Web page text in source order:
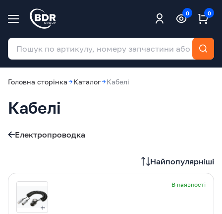
0 0
Головна сторінка Каталог Кабелі
Кабелі
Електропроводка
Найпопулярніші
В наявності